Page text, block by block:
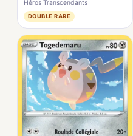
Héros Transcendants
DOUBLE RARE